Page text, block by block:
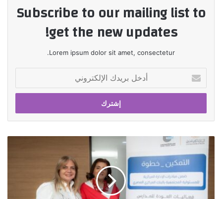
Subscribe to our mailing list to
get the new updates!
Lorem ipsum dolor sit amet, consectetur.
بريدك
الإلكتروني
بنك
يُنظم
"العودة